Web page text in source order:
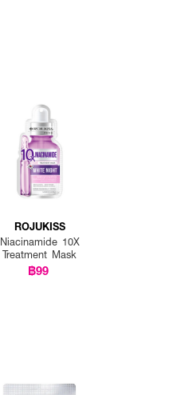
ROJUKISS
Niacinamide 10X
Treatment Mask
฿99